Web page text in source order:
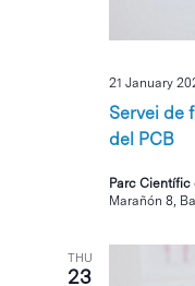
Servei de
del PCB
21 January
Parc
Marañón 8,
THU
23